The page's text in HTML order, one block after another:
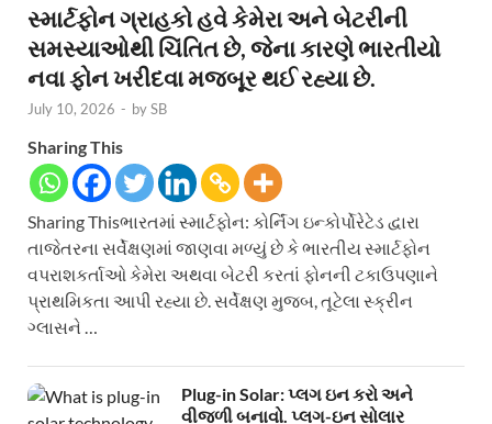
સ્માર્ટફોન ગ્રાહકો હવે કેમેરા અને બેટરીની
સમસ્યાઓથી ચિંતિત છે, જેના કારણે ભારતીયો
નવા ફોન ખરીદવા મજબૂર થઈ રહ્યા છે.
July 10, 2026 - bySB
Sharing This
Sharing Thisભારતમાં સ્માર્ટફોન: કોર્નિંગ ઇન્કોર્પોરેટેડ દ્વારા
તાજેતરના સર્વેક્ષણમાં જાણવા મળ્યું છે કે ભારતીય સ્માર્ટફોન
વપરાશકર્તાઓ કેમેરા અથવા બેટરી કરતાં ફોનની ટકાઉપણાને
પ્રાથમિકતા આપી રહ્યા છે. સર્વેક્ષણ મુજબ, તૂટેલા સ્ક્રીન
ગ્લાસને …
Plug-in Solar: પ્લગ ઇન કરો અને
વીજળી બનાવો. પ્લગ-ઇન સોલાર